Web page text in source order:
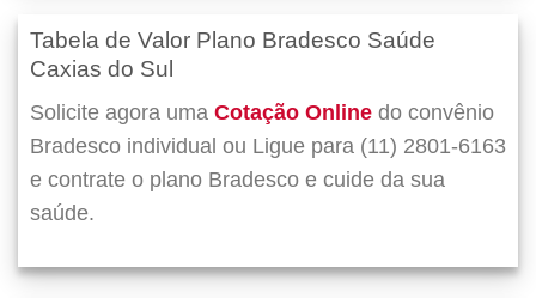
Tabela de Valor Plano Bradesco Saúde
Caxias do Sul
Solicite agora uma Cotação Online do convênio
Bradesco individual ou Ligue para (11) 2801-6163
e contrate o plano Bradesco e cuide da sua
saúde.